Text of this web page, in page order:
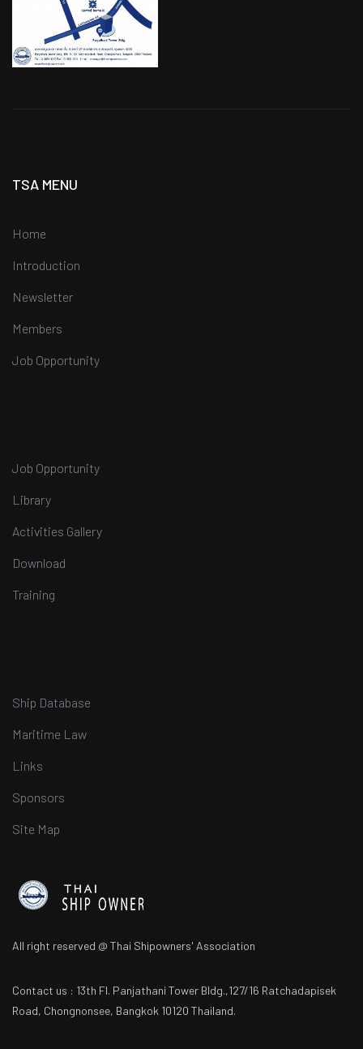
TSA MENU
Home
Introduction
Newsletter
Members
Job Opportunity
Job Opportunity
Library
Activities Gallery
Download
Training
Ship Database
Maritime Law
Links
Sponsors
Site Map
All right reserved @ Thai Shipowners' Association
Contact us : 13th Fl. Panjathani Tower Bldg.,127/16 Ratchadapisek
Road, Chongnonsee, Bangkok 10120 Thailand.